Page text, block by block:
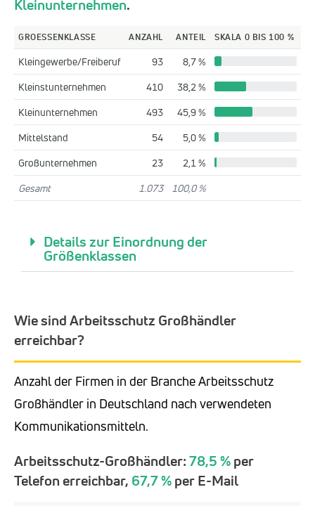
Kleinunternehmen.
GROESSENKLASSE ANZAHL ANTEIL SKALA 0 BIS 100 %
Kleingewerbe/Freiberuf 93
8,7 %
Kleinstunternehmen
410
38,2 %
Kleinunternehmen
493
45,9 %
Mittelstand
54
5,0 %
Großunternehmen
23
2,1 %
Gesamt
1.073 100,0 %
Details zur Einordnung der
Größenklassen
Wie sind Arbeitsschutz Großhändler
erreichbar?
Anzahl der Firmen in der Branche Arbeitsschutz
Großhändler in Deutschland nach verwendeten
Kommunikationsmitteln.
Arbeitsschutz-Großhändler:78,5 %per
Telefon erreichbar, 67,7 %per E-Mail